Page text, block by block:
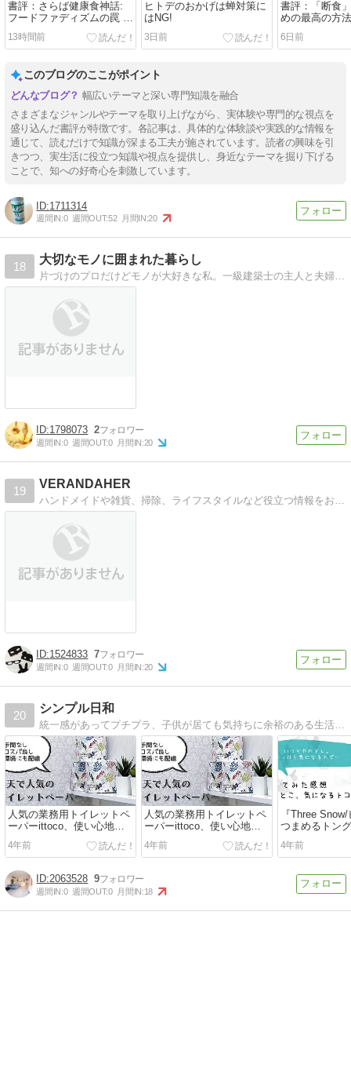
書評：さらば健康食神話:
フードファディズムの罠 ア
ラン・レヴィノヴィッツ、
ナカイサヤカ
13時間前
ヒトデのおかげは蝉対策に
はNG!
3日前
書評：「断食
めの最高の方
6日前
このブログのここがポイント
幅広いテーマと深い専門知識を融合
さまざまなジャンルやテーマを取り上げながら、実体験や専門的な視点を
盛り込んだ書評が特徴です。各記事は、具体的な体験談や実践的な情報を
通じて、読むだけで知識が深まる工夫が施されています。読者の興味を引
きつつ、実生活に役立つ知識や視点を提供し、身近なテーマを掘り下げる
ことで、知への好奇心を刺激しています。
1711314
週間IN:0 週間OUT:52 月間IN:20
18
大切なモノに囲まれた暮らし
片づけのプロだけどモノが大好きな私。一級建築士の主人と夫婦二人の暮らしは楽しく、毎日ドタバタ！シンプルに暮らすために日々奮闘中！
1798073 2
週間IN:0 週間OUT:0 月間IN:20
19
VERANDAHER
ハンドメイドや雑貨、掃除、ライフスタイルなど役立つ情報をお届け。モノトーン素材の配布も！
1524833 7
週間IN:0 週間OUT:0 月間IN:20
20
シンプル日和
統一感があってプチプラ、子供が居ても気持ちに余裕のある生活がモットー。汚部屋から解放されてストレスフリーな生活を送る母の奮闘記録や、日常を切り取ったブログです。
人気の業務用トイレットペ
ーパーittoco、使い心地や
コスパを比較・徹底レビュ
ー！
4年前
人気の業務用トイレットペ
ーパーittoco、使い心地や
コスパを比較・徹底レビュ
ー！
4年前
『Three
つまめるトン
した。口コミ
の違い。
4年前
2063528 9
週間IN:0 週間OUT:0 月間IN:18